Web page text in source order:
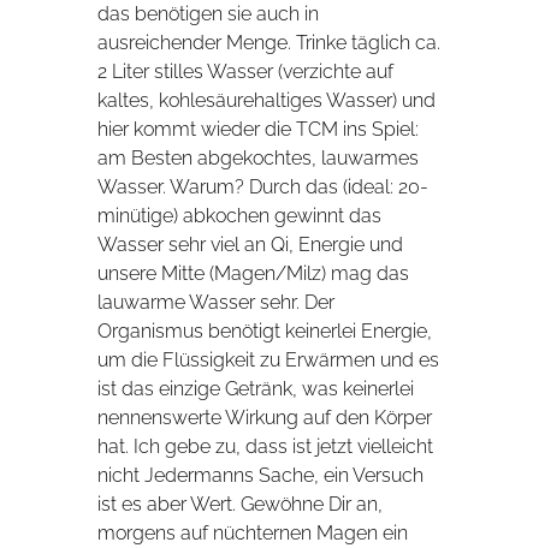
das benötigen sie auch in
ausreichender Menge. Trinke täglich ca.
2 Liter stilles Wasser (verzichte auf
kaltes, kohlesäurehaltiges Wasser) und
hier kommt wieder die TCM ins Spiel:
am Besten abgekochtes, lauwarmes
Wasser. Warum? Durch das (ideal: 20-
minütige) abkochen gewinnt das
Wasser sehr viel an Qi, Energie und
unsere Mitte (Magen/Milz) mag das
lauwarme Wasser sehr. Der
Organismus benötigt keinerlei Energie,
um die Flüssigkeit zu Erwärmen und es
ist das einzige Getränk, was keinerlei
nennenswerte Wirkung auf den Körper
hat. Ich gebe zu, dass ist jetzt vielleicht
nicht Jedermanns Sache, ein Versuch
ist es aber Wert. Gewöhne Dir an,
morgens auf nüchternen Magen ein